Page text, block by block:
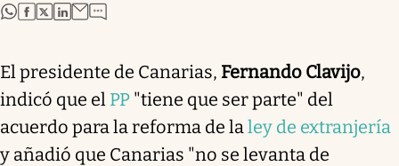
abre en nueva pestaña
abre en nueva pestaña
abre en nueva pestaña
abre en nueva pestaña
El presidente de Canarias, Fernando Clavijo,
indicó que el PP "tiene que ser parte" del
acuerdo para la reforma de laley de extranjería
y añadió que Canarias "no se levanta de